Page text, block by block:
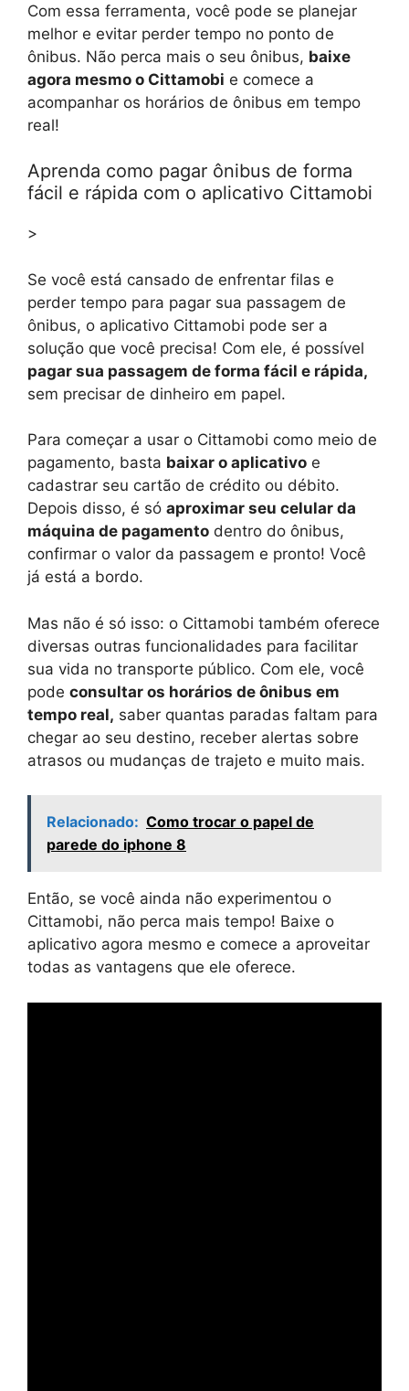
Com essa ferramenta, você pode se planejar
melhor e evitar perder tempo no ponto de
ônibus. Não perca mais o seu ônibus, baixe
agora mesmo o Cittamobi e comece a
acompanhar os horários de ônibus em tempo
real!
Aprenda como pagar ônibus de forma
fácil e rápida com o aplicativo Cittamobi
>
Se você está cansado de enfrentar filas e
perder tempo para pagar sua passagem de
ônibus, o aplicativo Cittamobi pode ser a
solução que você precisa! Com ele, é possível
pagar sua passagem de forma fácil e rápida,
sem precisar de dinheiro em papel.
Para começar a usar o Cittamobi como meio de
pagamento, basta baixar o aplicativo e
cadastrar seu cartão de crédito ou débito.
Depois disso, é só aproximar seu celular da
máquina de pagamento dentro do ônibus,
confirmar o valor da passagem e pronto! Você
já está a bordo.
Mas não é só isso: o Cittamobi também oferece
diversas outras funcionalidades para facilitar
sua vida no transporte público. Com ele, você
pode consultar os horários de ônibus em
tempo real, saber quantas paradas faltam para
chegar ao seu destino, receber alertas sobre
atrasos ou mudanças de trajeto e muito mais.
Relacionado: Como trocar o papel de
parede do iphone 8
Então, se você ainda não experimentou o
Cittamobi, não perca mais tempo! Baixe o
aplicativo agora mesmo e comece a aproveitar
todas as vantagens que ele oferece.